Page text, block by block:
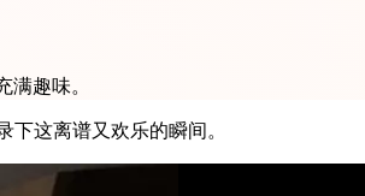
趣味。
，第一视角记录下这离谱又欢乐的瞬间。